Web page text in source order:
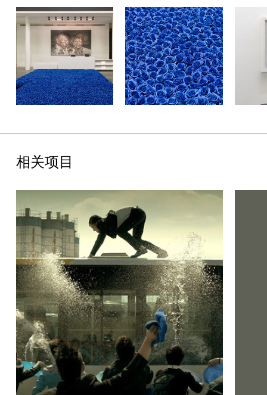
为新时线媒体艺术中心。特别鸣谢MABSOCIETY和李昱绮为展览
制作提供支持。
关于艺术家
政纯办为政治纯形式办公室的简称，由洪浩、萧昱、宋冬、刘建
华、策展人和批评家冷林共同创立于2005年。他们通过集体创作
2014年11月，政纯办在纽约皇后美术馆举办《政治纯形式》作品
政纯办”（沪申画廊，上海，2011）、“豆腐、功夫、Polit-Sheer-
Form”（北京公社，北京，2009）以及“只有一面墙”
（Artspace，悉尼，2006）。《全民健身》作为重要部分被选
入2014纽约军械库艺术展“聚焦：中国”单元。
相关项目